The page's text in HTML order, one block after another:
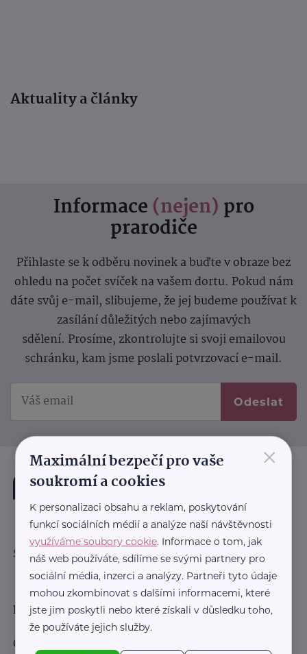
Aktuality a články
Informace (nejen) pro
prarodiče
Přihlaste se k odběru novinek a buďte v obraze bez
ohledu na počet svíček na vašem dortu. Pokud nám
dáte svůj e-mail, slibujeme, že jej budeme používat k
zasílání důležitých nebo zajímavých
sdělení. Prosíme, zkontrolujte si svoji emailovou
schránku, kam jsme poslali potvrzovací e-mail.
Odeslat
Sledujte nás:
Důležité odkazy
Obchodní podmínky
×
Maximální bezpečí pro vaše
soukromí a cookies
K personalizaci obsahu a reklam, poskytování
funkcí sociálních médií a analýze naší návštěvnosti
využíváme soubory cookie. Informace o tom, jak
náš web používáte, sdílíme se svými partnery pro
sociální média, inzerci a analýzy. Partneři tyto údaje
mohou zkombinovat s dalšími informacemi, které
jste jim poskytli nebo které získali v důsledku toho,
že používáte jejich služby.